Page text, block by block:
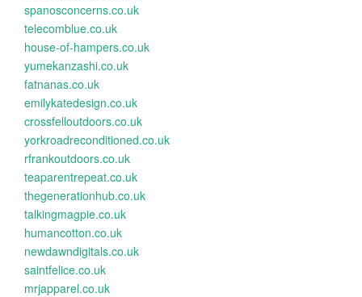
spanosconcerns.co.uk
telecomblue.co.uk
house-of-hampers.co.uk
yumekanzashi.co.uk
fatnanas.co.uk
emilykatedesign.co.uk
crossfelloutdoors.co.uk
yorkroadreconditioned.co.uk
rfrankoutdoors.co.uk
teaparentrepeat.co.uk
thegenerationhub.co.uk
talkingmagpie.co.uk
humancotton.co.uk
newdawndigitals.co.uk
saintfelice.co.uk
mrjapparel.co.uk